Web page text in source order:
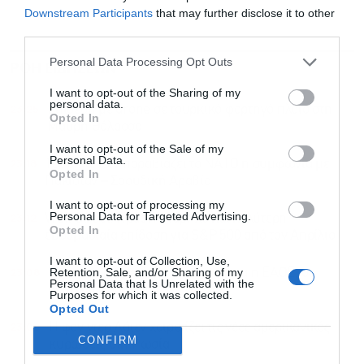
Downstream Participants that may further disclose it to other
Personal Data Processing Opt Outs
I want to opt-out of the Sharing of my
personal data.
Opted In
I want to opt-out of the Sale of my
Personal Data.
Opted In
I want to opt-out of processing my
Personal Data for Targeted Advertising.
Opted In
I want to opt-out of Collection, Use,
Retention, Sale, and/or Sharing of my
Personal Data that Is Unrelated with the
Purposes for which it was collected.
Opted Out
CONFIRM
ΡΟΗ ΕΙΔΗΣΕΩΝ ΔΗΜΟΦΙΛΗ
Επίθεση με drone σε τουρκικό φορτηγό πλοίο στη
Μαύρη Θάλασσα
Τουρκία: Δεν παραβιάζει το ΝΑΤΟ η συμφωνία με
Πακιστάν – Σαουδική Αραβία
Wall Street: Πράσινο ταμπλό και καλύτερη
εβδομαδιαία επίδοση για S&P 500 από τον Απρίλιο
Πασινιάν (Αρμενία): Προτεραιότητα η ΕΑΟΕ, σε
δεύτερη φάση η ΕΕ
23:00 Η φον ντερ Λάιεν χαιρετίζει τις νέες αμερικανικές
κυρώσεις στη Ρωσία